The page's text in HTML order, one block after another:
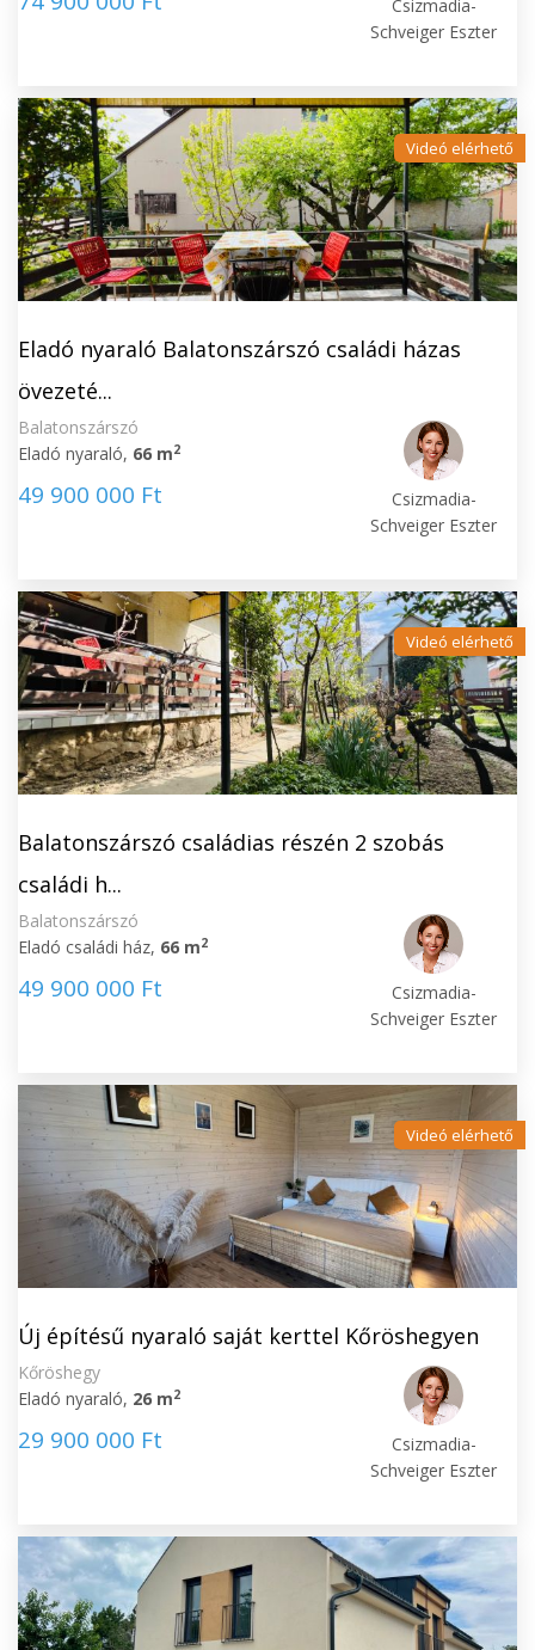
Csizmadia-
Schveiger Eszter
Videó elérhető
Eladó nyaraló Balatonszárszó családi házas
övezeté...
Balatonszárszó
Eladó nyaraló, 66 m2
49 900 000 Ft
Csizmadia-
Schveiger Eszter
Videó elérhető
Balatonszárszó családias részén 2 szobás
családi h...
Balatonszárszó
Eladó családi ház, 66 m2
49 900 000 Ft
Csizmadia-
Schveiger Eszter
Videó elérhető
Új építésű nyaraló saját kerttel Kőröshegyen
Kőröshegy
Eladó nyaraló, 26 m2
29 900 000 Ft
Csizmadia-
Schveiger Eszter